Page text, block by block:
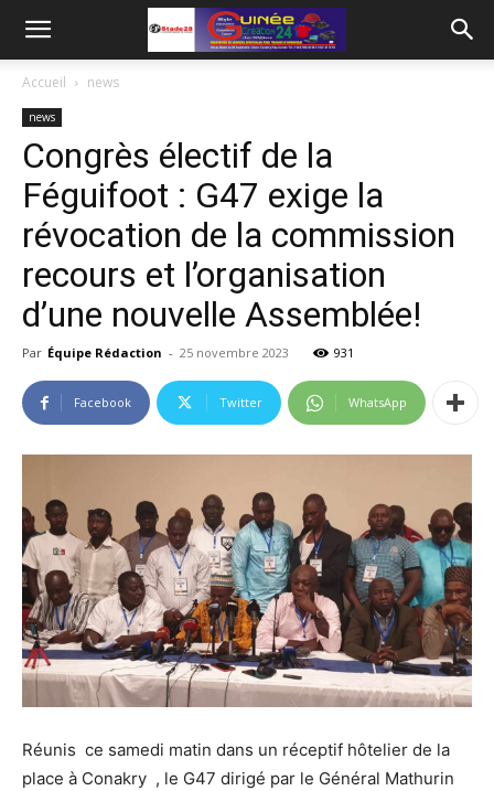
Accueil news
news
Congrès électif de la
Féguifoot : G47 exige la
révocation de la commission
recours et l’organisation
d’une nouvelle Assemblée!
Par Équipe Rédaction - 25 novembre 2023 931
Facebook Twitter WhatsApp
Réunis ce samedi matin dans un réceptif hôtelier de la
place à Conakry , le G47 dirigé par le Général Mathurin